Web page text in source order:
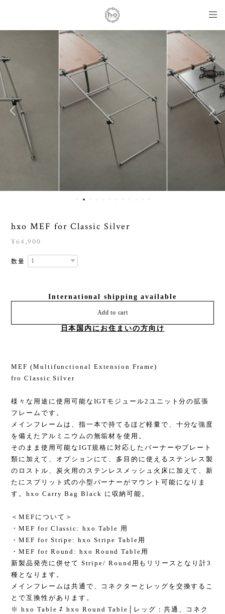
hxo MEF for Classic Silver
¥64,900
数量
International shipping available
Add to cart
日本国内にお住まいの方向け
MEF (Multifunctional Extension Frame)
fro Classic Silver
様々な用途に使用可能なIGTモジュール2ユニット分の拡張
フレームです。
メインフレームは、指一本で持てるほど軽量で、十分な強度
を備えたアルミニウムの無垢材を使用。
そのまま使用可能なIGT規格に対応したバーナーやプレート
類に加えて、オプションにて、多目的に使えるステンレス製
のロストル、炭火用のステンレスメッシュ火床に加えて、新
たにスプリット式の小型バーナーがマウント可能になりま
す。hxo Carry Bag Black に収納可能。
＜MEFについて＞
・MEF for Classic: hxo Table 用
・MEF for Stripe: hxo Stripe Table用
・MEF for Round: hxo Round Table用
新製品発売に併せて Stripe/ Round用もリリースとなり計3
種となります。
メインフレームは共通で、コネクターとレッグを交換するこ
とで互換性があります。
※ hxo Table ⇄ hxo Round Table│レッグ：共通、コネク